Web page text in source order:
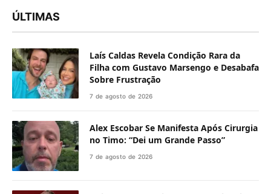
ÚLTIMAS
Laís Caldas Revela Condição Rara da
Filha com Gustavo Marsengo e Desabafa
Sobre Frustração
7 de agosto de 2026
Alex Escobar Se Manifesta Após Cirurgia
no Timo: “Dei um Grande Passo”
7 de agosto de 2026